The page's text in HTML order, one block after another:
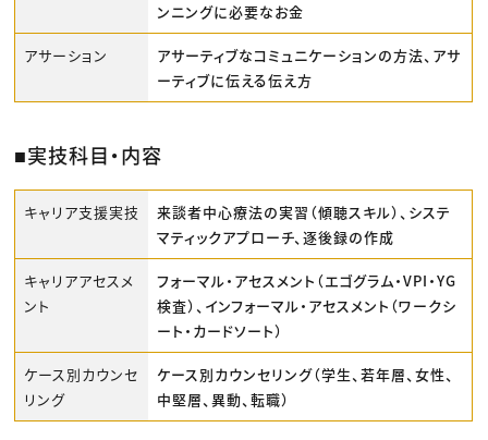
ンニングに必要なお金
アサーション
アサーティブなコミュニケーションの方法、アサ
ーティブに伝える伝え方
■実技科目・内容
キャリア支援実技
来談者中心療法の実習（傾聴スキル）、システ
マティックアプローチ、逐後録の作成
キャリアアセスメ
ント
フォーマル・アセスメント（エゴグラム・VPI・YG
検査）、インフォーマル・アセスメント（ワークシ
ート・カードソート）
ケース別カウンセ
リング
ケース別カウンセリング（学生、若年層、女性、
中堅層、異動、転職）